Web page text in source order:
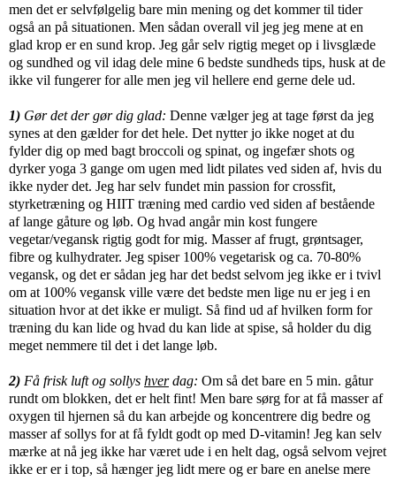
men det er selvfølgelig bare min mening og det kommer til tider
også an på situationen. Men sådan overall vil jeg jeg mene at en
glad krop er en sund krop. Jeg går selv rigtig meget op i livsglæde
og sundhed og vil idag dele mine 6 bedste sundheds tips, husk at de
ikke vil fungerer for alle men jeg vil hellere end gerne dele ud.
1) Gør det der gør dig glad: Denne vælger jeg at tage først da jeg
synes at den gælder for det hele. Det nytter jo ikke noget at du
fylder dig op med bagt broccoli og spinat, og ingefær shots og
dyrker yoga 3 gange om ugen med lidt pilates ved siden af, hvis du
ikke nyder det. Jeg har selv fundet min passion for crossfit,
styrketræning og HIIT træning med cardio ved siden af bestående
af lange gåture og løb. Og hvad angår min kost fungere
vegetar/vegansk rigtig godt for mig. Masser af frugt, grøntsager,
fibre og kulhydrater. Jeg spiser 100% vegetarisk og ca. 70-80%
vegansk, og det er sådan jeg har det bedst selvom jeg ikke er i tvivl
om at 100% vegansk ville være det bedste men lige nu er jeg i en
situation hvor at det ikke er muligt. Så find ud af hvilken form for
træning du kan lide og hvad du kan lide at spise, så holder du dig
meget nemmere til det i det lange løb.
2) Få frisk luft og sollys hverdag: Om så det bare en 5 min. gåtur
rundt om blokken, det er helt fint! Men bare sørg for at få masser af
oxygen til hjernen så du kan arbejde og koncentrere dig bedre og
masser af sollys for at få fyldt godt op med D-vitamin! Jeg kan selv
mærke at nå jeg ikke har været ude i en helt dag, også selvom vejret
ikke er er i top, så hænger jeg lidt mere og er bare en anelse mere